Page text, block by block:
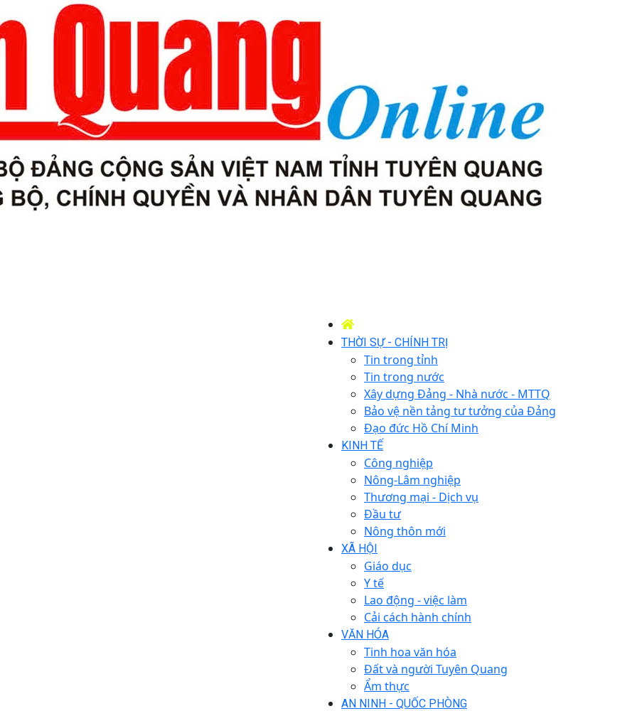
THỜI SỰ - CHÍNH TRỊ
Tin trong tỉnh
Tin trong nước
Xây dựng Đảng - Nhà nước - MTTQ
Bảo vệ nền tảng tư tưởng của Đảng
Đạo đức Hồ Chí Minh
KINH TẾ
Công nghiệp
Nông-Lâm nghiệp
Thương mại - Dịch vụ
Đầu tư
Nông thôn mới
XÃ HỘI
Giáo dục
Y tế
Lao động - việc làm
Cải cách hành chính
VĂN HÓA
Tinh hoa văn hóa
Đất và người Tuyên Quang
Ẩm thực
AN NINH - QUỐC PHÒNG